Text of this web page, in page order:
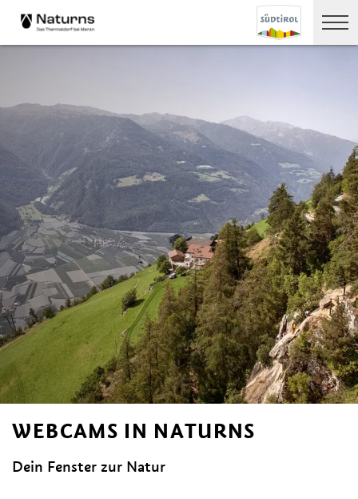
WEBCAMS IN NATURNS
Dein Fenster zur Natur